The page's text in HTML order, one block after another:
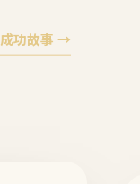
功故事 →